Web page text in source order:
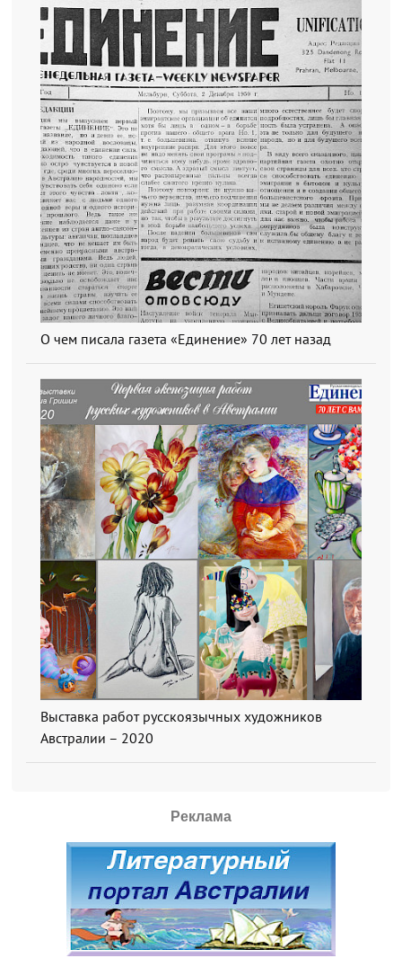
О чем писала газета «Единение» 70 лет назад
Выставка работ русскоязычных художников
Австралии – 2020
Реклама